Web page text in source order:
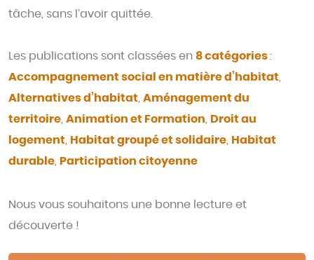
tâche, sans l’avoir quittée.
Les publications sont classées en 8 catégories:
Accompagnement social en matière d’habitat,
Alternatives d’habitat, Aménagement du
territoire, Animation et Formation, Droit au
logement, Habitat groupé et solidaire, Habitat
durable, Participation citoyenne
Nous vous souhaitons une bonne lecture et
découverte !